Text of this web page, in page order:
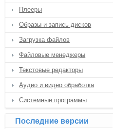
Плееры
Образы и запись дисков
Загрузка файлов
Файловые менеджеры
Текстовые редакторы
Аудио и видео обработка
Системные программы
Последние версии